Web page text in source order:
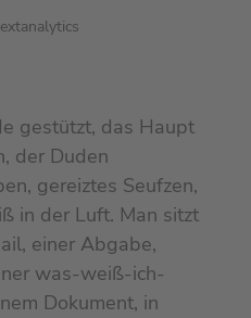
gestützt, das Haupt
der Duden
gereiztes Seufzen,
in der Luft. Man sitzt
einer Abgabe,
was-weiß-ich-
Dokument, in